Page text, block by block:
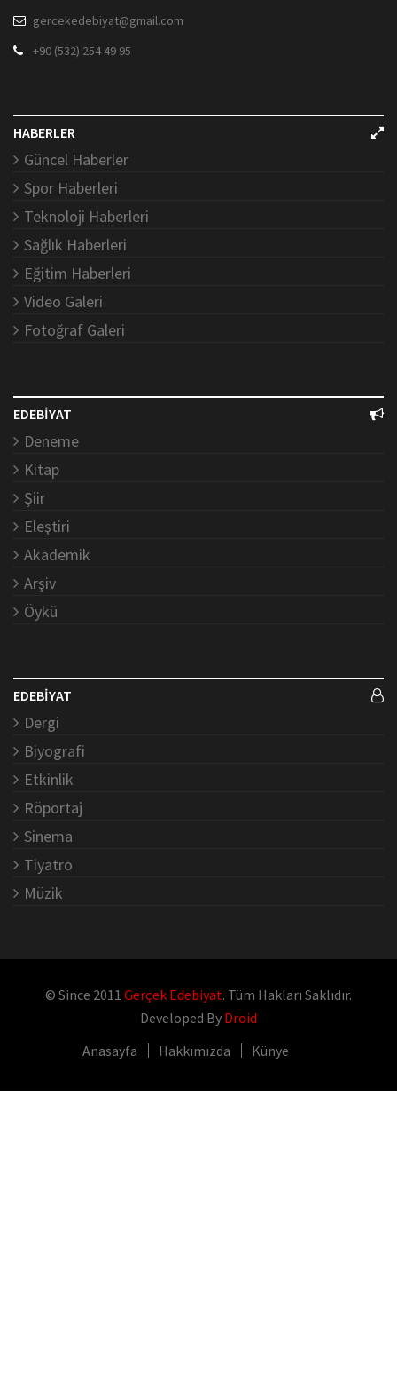
gercekedebiyat@gmail.com
+90 (532) 254 49 95
HABERLER
Güncel Haberler
Spor Haberleri
Teknoloji Haberleri
Sağlık Haberleri
Eğitim Haberleri
Video Galeri
Fotoğraf Galeri
EDEBİYAT
Deneme
Kitap
Şiir
Eleştiri
Akademik
Arşiv
Öykü
EDEBİYAT
Dergi
Biyografi
Etkinlik
Röportaj
Sinema
Tiyatro
Müzik
© Since 2011 Gerçek Edebiyat. Tüm Hakları Saklıdır.
Developed By Droid
Anasayfa
Hakkımızda Künye